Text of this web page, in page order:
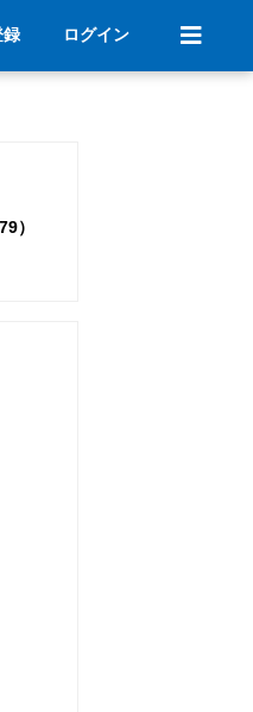
録 ログイン
）